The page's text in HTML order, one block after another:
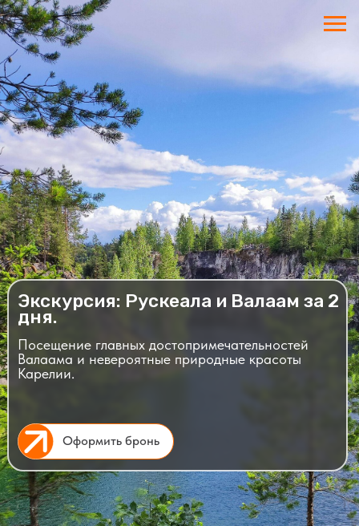
Экскурсия: Рускеала и Валаам за 2
дня.
Посещение главных достопримечательностей
Валаама и невероятные природные красоты
Карелии.
Оформить бронь